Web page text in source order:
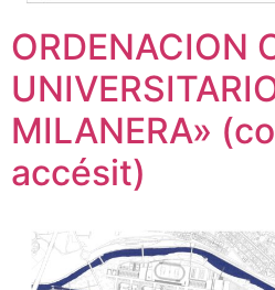
ORDENACION
MILANERA»
accésit)